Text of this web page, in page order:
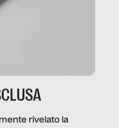
rivelato la